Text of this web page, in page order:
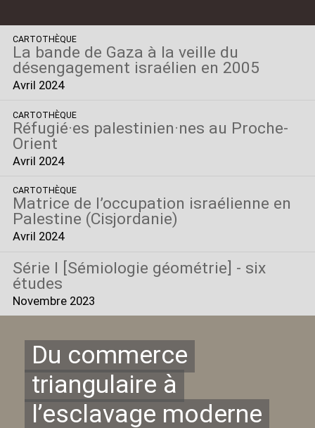
CARTOTHÈQUE
La bande de Gaza à la veille du
désengagement israélien en 2005
Avril 2024
CARTOTHÈQUE
Réfugié·es palestinien·nes au Proche-
Orient
Avril 2024
CARTOTHÈQUE
Matrice de l’occupation israélienne en
Palestine (Cisjordanie)
Avril 2024
Série I [Sémiologie géométrie] - six
études
Novembre 2023
Du commerce
triangulaire à
l’esclavage moderne